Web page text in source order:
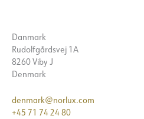
Danmark
Rudolfgårdsvej 1A
8260 Viby J
Denmark
denmark@norlux.com
+45 71 74 24 80